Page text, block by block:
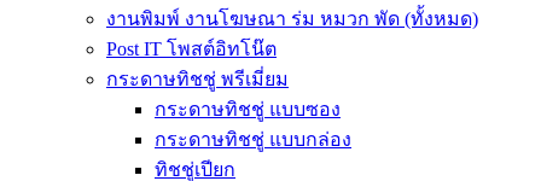
งานพิมพ์ งานโฆษณา ร่ม หมวก พัด (ทั้งหมด)
Post IT โพสต์อิทโน๊ต
กระดาษทิชชู่ พรีเมี่ยม
กระดาษทิชชู่ แบบซอง
กระดาษทิชชู่ แบบกล่อง
ทิชชู่เปียก